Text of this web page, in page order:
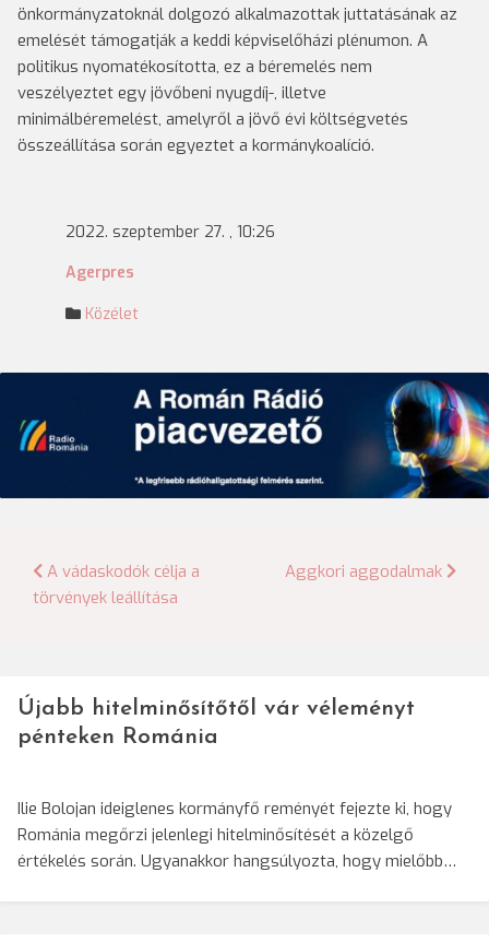
önkormányzatoknál dolgozó alkalmazottak juttatásának az
emelését támogatják a keddi képviselőházi plénumon. A
politikus nyomatékosította, ez a béremelés nem
veszélyeztet egy jövőbeni nyugdíj-, illetve
minimálbéremelést, amelyről a jövő évi költségvetés
összeállítása során egyeztet a kormánykoalíció.
2022. szeptember 27. , 10:26
Agerpres
Közélet
Bejegyzés
navigáció
A vádaskodók célja a
törvények leállítása
Aggkori aggodalmak
Újabb hitelminősítőtől vár véleményt
pénteken Románia
Ilie Bolojan ideiglenes kormányfő reményét fejezte ki, hogy
Románia megőrzi jelenlegi hitelminősítését a közelgő
értékelés során. Ugyanakkor hangsúlyozta, hogy mielőbb…